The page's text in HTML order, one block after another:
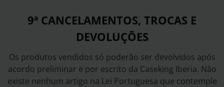
9ª CANCELAMENTOS, TROCAS E
DEVOLUÇÕES
Os produtos vendidos só poderão ser devolvidos após
acordo preliminar e por escrito da Caseking Iberia. Não
existe nenhum artigo na Lei Portuguesa que contemple